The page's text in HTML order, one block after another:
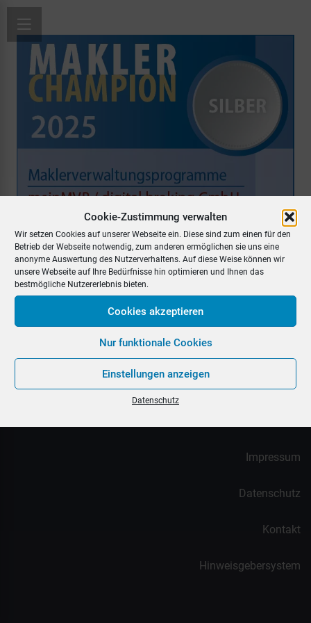
Cookie-Zustimmung verwalten
Wir setzen Cookies auf unserer Webseite ein. Diese sind zum einen für den
Betrieb der Webseite notwendig, zum anderen ermöglichen sie uns eine
anonyme Auswertung des Nutzerverhaltens. Auf diese Weise können wir
unsere Webseite auf Ihre Bedürfnisse hin optimieren und Ihnen das
bestmögliche Nutzererlebnis bieten.
Cookies akzeptieren
Nur funktionale Cookies
Einstellungen anzeigen
Datenschutz
meinMVP gewinnt Makler-Champion Award 2025
Impressum
Datenschutz
Kontakt
Hinweisgebersystem